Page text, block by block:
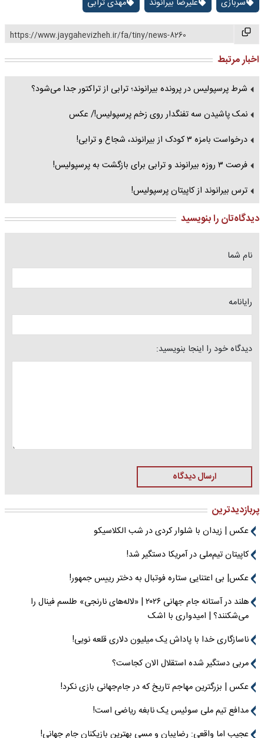
سربازی علیرضا بیرانوند مهدی ترابی
https://www.jaygahevizheh.ir/fa/tiny/news-8260
اخبار مرتبط
شرط پرسپولیس در پرونده بیرانوند؛ ترابی از تراکتور جدا می‌شود؟
نمک پاشیدن سه تفنگدار روی زخم پرسپولیس!/ عکس
درخواست بامزه ۳ کودک از بیرانوند، شجاع و ترابی!
فرصت ۳ روزه بیرانوند و ترابی برای بازگشت به پرسپولیس!
ترس بیرانوند از کاپیتان پرسپولیس!
دیدگاه‌تان را بنویسید
نام شما
رایانامه
دیدگاه خود را اینجا بنویسید:
ارسال دیدگاه
پربازدیدترین
عکس | زیدان با شلوار کردی در شب الکلاسیکو
کاپیتان تیم‌ملی در آمریکا دستگیر شد!
عکس| بی اعتنایی ستاره فوتبال به دختر رییس جمهور!
هلند در آستانه جام جهانی ۲۰۲۶ | «لاله‌های نارنجی» طلسم فینال را
می‌شکنند؟ | امیدواری با اشک
ناسازگاری خدا با پاداش یک میلیون دلاری قلعه نویی!
مربی دستگیر شده استقلال الان کجاست؟
عکس | بزرگترین مهاجم تاریخ که در جام‌جهانی بازی نکرد!
مدافع تیم ملی سوئیس یک نابغه ریاضی است!
عجیب اما واقعی: رضاییان و مسی بهترین بازیکنان جام جهانی!